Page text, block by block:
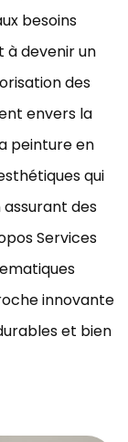
besoins
à devenir un
des
envers la
peinture en
qui
des
Services
innovante
et bien